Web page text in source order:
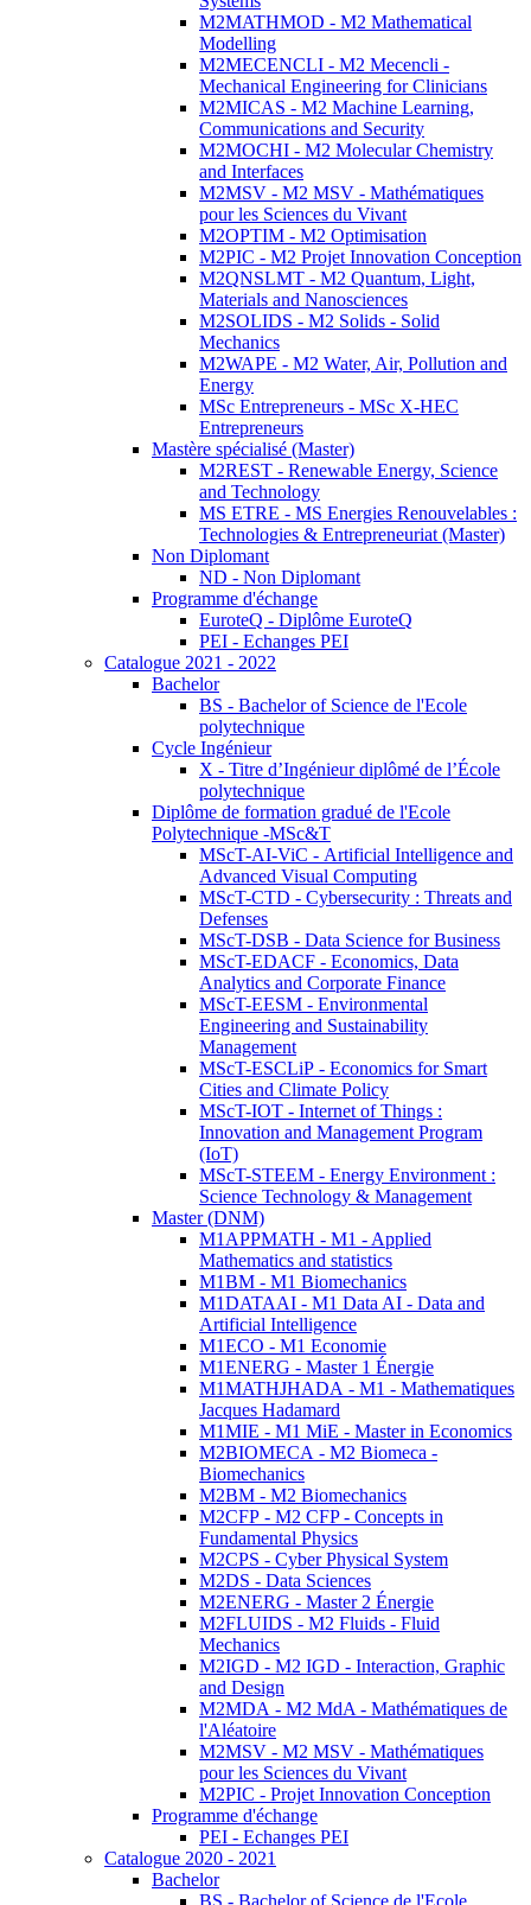
M2MATHMOD - M2 Mathematical
Modelling
M2MECENCLI - M2 Mecencli -
Mechanical Engineering for Clinicians
M2MICAS - M2 Machine Learning,
Communications and Security
M2MOCHI - M2 Molecular Chemistry
and Interfaces
M2MSV - M2 MSV - Mathématiques
pour les Sciences du Vivant
M2OPTIM - M2 Optimisation
M2PIC - M2 Projet Innovation Conception
M2QNSLMT - M2 Quantum, Light,
Materials and Nanosciences
M2SOLIDS - M2 Solids - Solid
Mechanics
M2WAPE - M2 Water, Air, Pollution and
Energy
MSc Entrepreneurs - MSc X-HEC
Entrepreneurs
Mastère spécialisé (Master)
M2REST - Renewable Energy, Science
and Technology
MS ETRE - MS Energies Renouvelables :
Technologies & Entrepreneuriat (Master)
Non Diplomant
ND - Non Diplomant
Programme d'échange
EuroteQ - Diplôme EuroteQ
PEI - Echanges PEI
Catalogue 2021 - 2022
Bachelor
BS - Bachelor of Science de l'Ecole
polytechnique
Cycle Ingénieur
X - Titre d’Ingénieur diplômé de l’École
polytechnique
Diplôme de formation gradué de l'Ecole
Polytechnique -MSc&T
MScT-AI-ViC - Artificial Intelligence and
Advanced Visual Computing
MScT-CTD - Cybersecurity : Threats and
Defenses
MScT-DSB - Data Science for Business
MScT-EDACF - Economics, Data
Analytics and Corporate Finance
MScT-EESM - Environmental
Engineering and Sustainability
Management
MScT-ESCLiP - Economics for Smart
Cities and Climate Policy
MScT-IOT - Internet of Things :
Innovation and Management Program
(IoT)
MScT-STEEM - Energy Environment :
Science Technology & Management
Master (DNM)
M1APPMATH - M1 - Applied
Mathematics and statistics
M1BM - M1 Biomechanics
M1DATAAI - M1 Data AI - Data and
Artificial Intelligence
M1ECO - M1 Economie
M1ENERG - Master 1 Énergie
M1MATHJHADA - M1 - Mathematiques
Jacques Hadamard
M1MIE - M1 MiE - Master in Economics
M2BIOMECA - M2 Biomeca -
Biomechanics
M2BM - M2 Biomechanics
M2CFP - M2 CFP - Concepts in
Fundamental Physics
M2CPS - Cyber Physical System
M2DS - Data Sciences
M2ENERG - Master 2 Énergie
M2FLUIDS - M2 Fluids - Fluid
Mechanics
M2IGD - M2 IGD - Interaction, Graphic
and Design
M2MDA - M2 MdA - Mathématiques de
l'Aléatoire
M2MSV - M2 MSV - Mathématiques
pour les Sciences du Vivant
M2PIC - Projet Innovation Conception
Programme d'échange
PEI - Echanges PEI
Catalogue 2020 - 2021
Bachelor
BS - Bachelor of Science de l'Ecole